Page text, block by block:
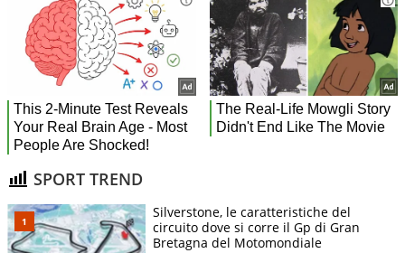
SPORT TREND
Silverstone, le caratteristiche del
circuito dove si corre il Gp di Gran
Bretagna del Motomondiale